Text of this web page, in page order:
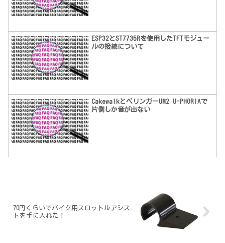
ESP32とST7735Rを使用したTFTモジュー
ルの接続について
CakewalkとベリンガーUM2 U-PHORIAで
片側しか音が出ない
70円くらいでバイク用スロットルアシス
トを手に入れた！